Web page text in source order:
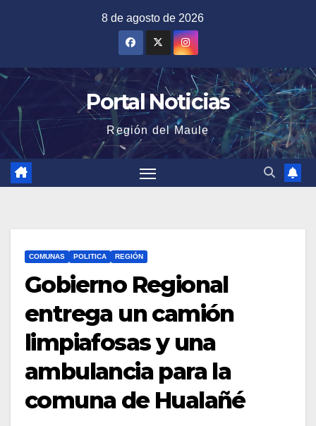
8 de agosto de 2026
Portal Noticias
Región del Maule
COMUNAS POLITICA REGIÓN
Gobierno Regional
entrega un camión
limpiafosas y una
ambulancia para la
comuna de Hualañé